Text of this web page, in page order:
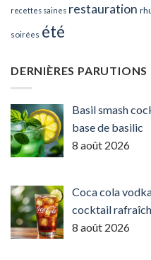
recettes saines restauration
soirées été
DERNIÈRES PARUTIONS
Basil smash
base de basilic
8 août 2026
Coca cola
cocktail
8 août 2026